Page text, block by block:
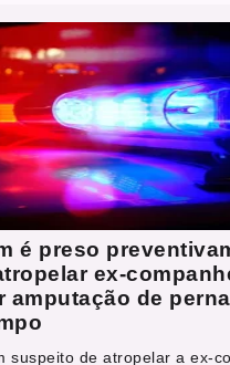
é preso
ex-
amputação de
suspeito de atropelar a ex-